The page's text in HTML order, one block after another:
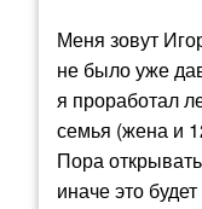
Меня зовут
не было уже
я проработал
семья (жена и
Пора
иначе это